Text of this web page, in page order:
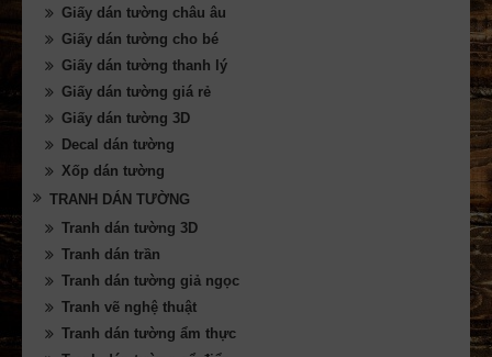
Giấy dán tường châu âu
Giấy dán tường cho bé
Giấy dán tường thanh lý
Giấy dán tường giá rẻ
Giấy dán tường 3D
Decal dán tường
Xốp dán tường
TRANH DÁN TƯỜNG
Tranh dán tường 3D
Tranh dán trần
Tranh dán tường giả ngọc
Tranh vẽ nghệ thuật
Tranh dán tường ẩm thực